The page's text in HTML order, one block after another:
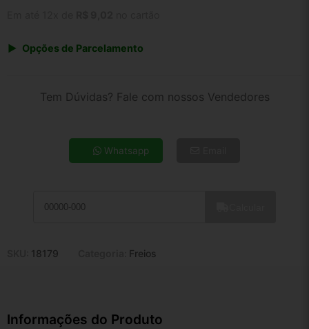
Opções de Parcelamento
5x de R$ 19,99
6x de R$ 16,86
9x de R$ 11,64
Tem Dúvidas? Fale com nossos Vendedores
Whatsapp
18179 Freios
Informações do Produto